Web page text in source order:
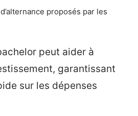
proposés par les
peut aider à
garantissant
sur les dépenses